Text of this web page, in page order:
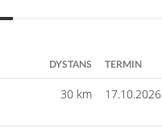
DYSTANS TERMIN
30 km 17.10.2026